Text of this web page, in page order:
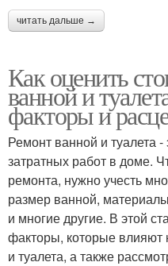
читать дальше →
Как оценить
ванной и
факторы и
Ремонт ванной и туалета
затратных работ в доме.
ремонта, нужно учесть
размер ванной,
и многие другие. В этой
факторы, которые влияют
и туалета, а также